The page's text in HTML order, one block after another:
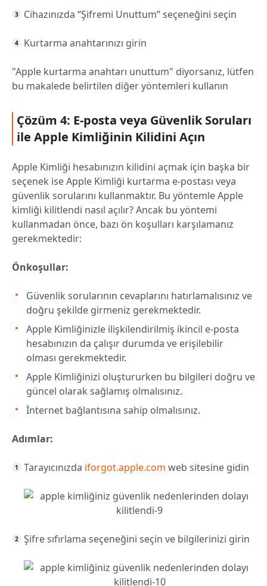
Cihazınızda “Şifremi Unuttum” seçeneğini seçin
Kurtarma anahtarınızı girin
"Apple kurtarma anahtarı unuttum" diyorsanız, lütfen
bu makalede belirtilen diğer yöntemleri kullanın
Çözüm 4: E-posta veya Güvenlik Soruları
ile Apple Kimliğinin Kilidini Açın
Apple Kimliği hesabınızın kilidini açmak için başka bir
seçenek ise Apple Kimliği kurtarma e-postası veya
güvenlik sorularını kullanmaktır. Bu yöntemle Apple
kimliği kilitlendi nasıl açılır? Ancak bu yöntemi
kullanmadan önce, bazı ön koşulları karşılamanız
gerekmektedir:
Önkoşullar:
Güvenlik sorularının cevaplarını hatırlamalısınız ve
doğru şekilde girmeniz gerekmektedir.
Apple Kimliğinizle ilişkilendirilmiş ikincil e-posta
hesabınızın da çalışır durumda ve erişilebilir
olması gerekmektedir.
Apple Kimliğinizi oluştururken bu bilgileri doğru ve
güncel olarak sağlamış olmalısınız.
İnternet bağlantısına sahip olmalısınız.
Adımlar:
Tarayıcınızda iforgot.apple.com web sitesine gidin
Şifre sıfırlama seçeneğini seçin ve bilgilerinizi girin